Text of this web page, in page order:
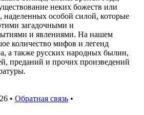
неких божеств или
особой силой, которые
загадочными и
и явлениями. На нашем
количество мифов и легенд
а также русских народных былин,
преданий и прочих произведений
• Обратная связь •